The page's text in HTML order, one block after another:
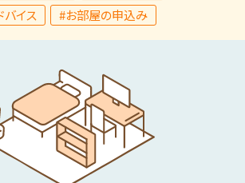
バイス
#お部屋の申込み